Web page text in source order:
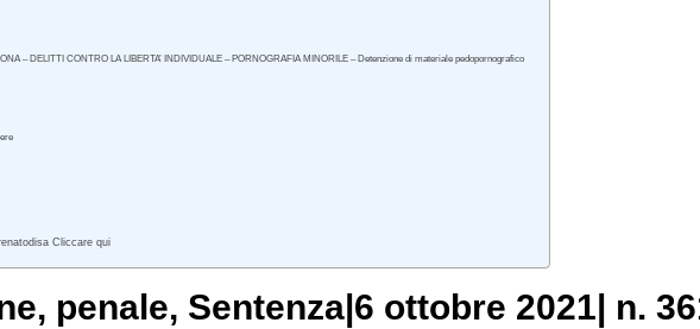
– DELITTI CONTRO LA LIBERTA’ INDIVIDUALE – PORNOGRAFIA MINORILE – Detenzione di materiale pedopornografico
Cliccare qui
penale, Sentenza|6 ottobre 2021| n.